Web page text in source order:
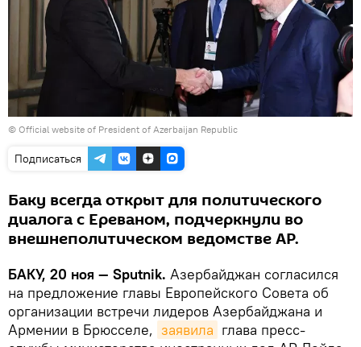
© Official website of President of Azerbaijan Republic
Подписаться
Баку всегда открыт для политического
диалога с Ереваном, подчеркнули во
внешнеполитическом ведомстве АР.
БАКУ, 20 ноя — Sputnik. Азербайджан согласился
на предложение главы Европейского Совета об
организации встречи лидеров Азербайджана и
Армении в Брюсселе, заявила глава пресс-